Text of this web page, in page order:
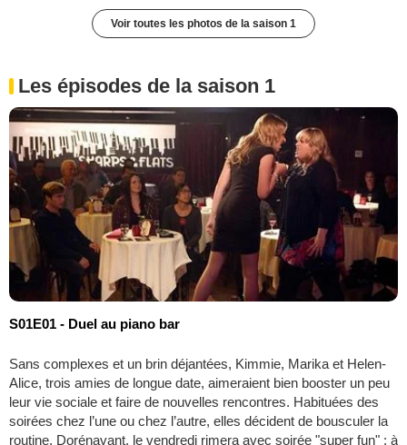
Voir toutes les photos de la saison 1
Les épisodes de la saison 1
S01E01 - Duel au piano bar
Sans complexes et un brin déjantées, Kimmie, Marika et Helen-
Alice, trois amies de longue date, aimeraient bien booster un peu
leur vie sociale et faire de nouvelles rencontres. Habituées des
soirées chez l’une ou chez l’autre, elles décident de bousculer la
routine. Dorénavant, le vendredi rimera avec soirée "super fun" ; à